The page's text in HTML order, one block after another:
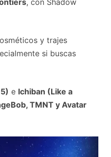
, con Shadow
y trajes
si buscas
e Ichiban (Like a
TMNT y Avatar